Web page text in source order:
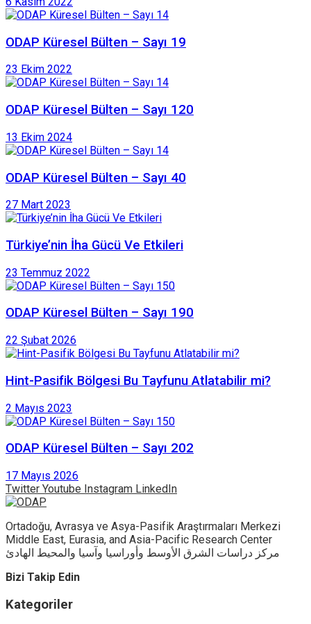
ODAP Küresel Bülten – Sayı 19
23 Ekim 2022
ODAP Küresel Bülten – Sayı 120
13 Ekim 2024
ODAP Küresel Bülten – Sayı 40
27 Mart 2023
Türkiye’nin İha Gücü Ve Etkileri
23 Temmuz 2022
ODAP Küresel Bülten – Sayı 190
22 Şubat 2026
Hint-Pasifik Bölgesi Bu Tayfunu Atlatabilir mi?
2 Mayıs 2023
ODAP Küresel Bülten – Sayı 202
17 Mayıs 2026
Twitter Youtube Instagram LinkedIn
Ortadoğu, Avrasya ve Asya-Pasifik Araştırmaları Merkezi
Middle East, Eurasia, and Asia-Pacific Research Center
مركز دراسات الشرق الأوسط وأوراسيا وآسيا والمحيط الهادئ
Bizi Takip Edin
Kategoriler